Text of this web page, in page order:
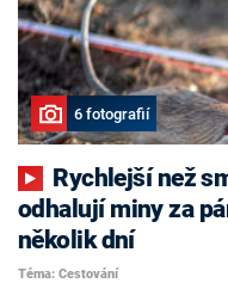
6 fotografií
odhalují miny za
několik dní
Téma: Cestování